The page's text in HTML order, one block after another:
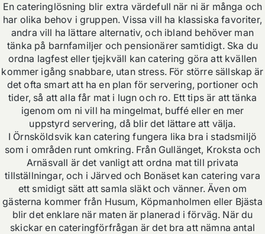
En cateringlösning blir extra värdefull när ni är många och
har olika behov i gruppen. Vissa vill ha klassiska favoriter,
andra vill ha lättare alternativ, och ibland behöver man
tänka på barnfamiljer och pensionärer samtidigt. Ska du
ordna lagfest eller tjejkväll kan catering göra att kvällen
kommer igång snabbare, utan stress. För större sällskap är
det ofta smart att ha en plan för servering, portioner och
tider, så att alla får mat i lugn och ro. Ett tips är att tänka
igenom om ni vill ha mingelmat, buffé eller en mer
uppstyrd servering, då blir det lättare att välja.
I Örnsköldsvik kan catering fungera lika bra i stadsmiljö
som i områden runt omkring. Från Gullänget, Kroksta och
Arnäsvall är det vanligt att ordna mat till privata
tillställningar, och i Järved och Bonäset kan catering vara
ett smidigt sätt att samla släkt och vänner. Även om
gästerna kommer från Husum, Köpmanholmen eller Bjästa
blir det enklare när maten är planerad i förväg. När du
skickar en cateringförfrågan är det bra att nämna antal